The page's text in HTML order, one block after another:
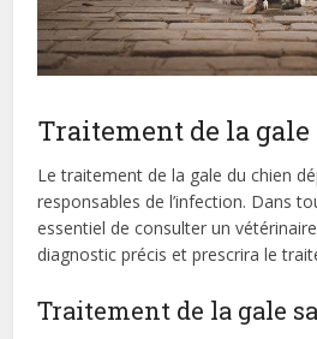
Traitement de la
Le traitement de la gale du chien
responsables de l’infection. Dans
essentiel de consulter un
diagnostic précis et prescrira le
Traitement de la gale